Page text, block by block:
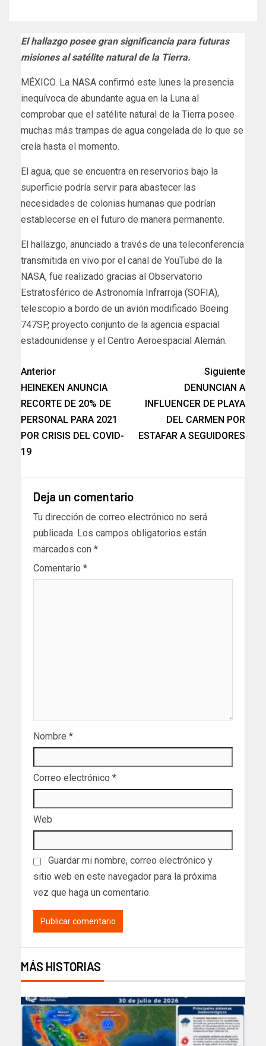
El hallazgo posee gran significancia para futuras
misiones al satélite natural de la Tierra.
MÉXICO. La NASA confirmó este lunes la presencia
inequívoca de abundante agua en la Luna al
comprobar que el satélite natural de la Tierra posee
muchas más trampas de agua congelada de lo que se
creía hasta el momento.
El agua, que se encuentra en reservorios bajo la
superficie podría servir para abastecer las
necesidades de colonias humanas que podrían
establecerse en el futuro de manera permanente.
El hallazgo, anunciado a través de una teleconferencia
transmitida en vivo por el canal de YouTube de la
NASA, fue realizado gracias al Observatorio
Estratosférico de Astronomía Infrarroja (SOFIA),
telescopio a bordo de un avión modificado Boeing
747SP, proyecto conjunto de la agencia espacial
estadounidense y el Centro Aeroespacial Alemán.
Anterior
HEINEKEN ANUNCIA
RECORTE DE 20% DE
PERSONAL PARA 2021
POR CRISIS DEL COVID-
19
Siguiente
DENUNCIAN A
INFLUENCER DE PLAYA
DEL CARMEN POR
ESTAFAR A SEGUIDORES
Deja un comentario
Tu dirección de correo electrónico no será
publicada. Los campos obligatorios están
marcados con *
Comentario *
Nombre *
Correo electrónico *
Web
Guardar mi nombre, correo electrónico y
sitio web en este navegador para la próxima
vez que haga un comentario.
MÁS HISTORIAS